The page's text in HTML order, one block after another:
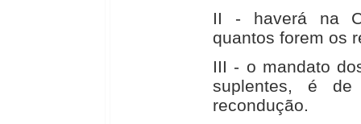
II - haverá na
quantos forem os
III - o mandato
suplentes, é
recondução.